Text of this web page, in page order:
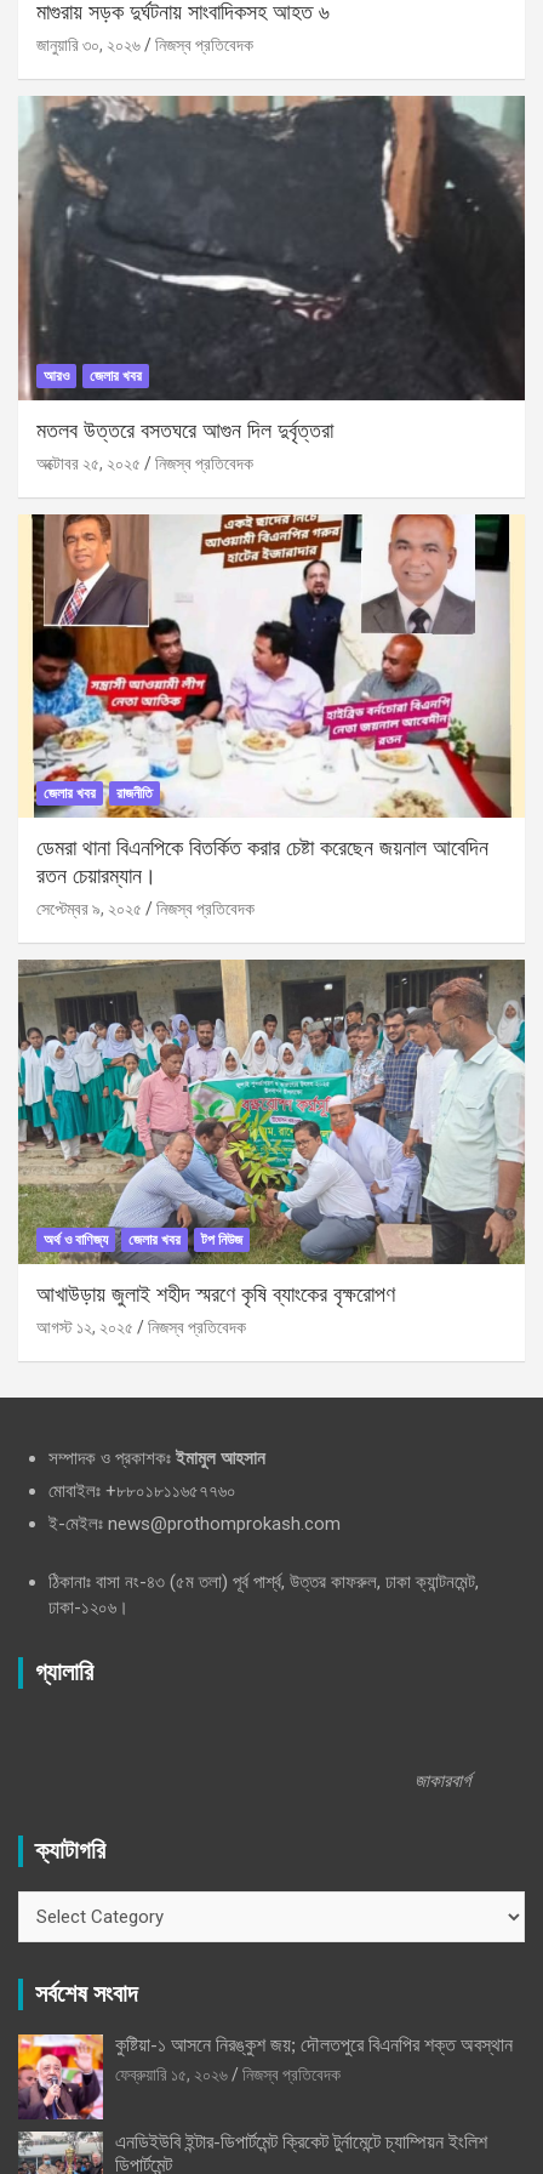
মাগুরায় সড়ক দুর্ঘটনায় সাংবাদিকসহ আহত ৬
জানুয়ারি ৩০, ২০২৬ নিজস্ব প্রতিবেদক
আরও জেলার খবর
মতলব উত্তরে বসতঘরে আগুন দিল দুর্বৃত্তরা
অক্টোবর ২৫, ২০২৫ নিজস্ব প্রতিবেদক
জেলার খবর রাজনীতি
ডেমরা থানা বিএনপিকে বিতর্কিত করার চেষ্টা করেছেন জয়নাল আবেদিন
রতন চেয়ারম্যান।
সেপ্টেম্বর ৯, ২০২৫ নিজস্ব প্রতিবেদক
অর্থ ও বাণিজ্য জেলার খবর টপ নিউজ
আখাউড়ায় জুলাই শহীদ স্মরণে কৃষি ব্যাংকের বৃক্ষরোপণ
আগস্ট ১২, ২০২৫ নিজস্ব প্রতিবেদক
সম্পাদক ও প্রকাশকঃ ইমামুল আহসান
মোবাইলঃ +৮৮০১৮১১৬৫৭৭৬০
ই-মেইলঃ news@prothomprokash.com
ঠিকানাঃ বাসা নং-৪৩ (৫ম তলা) পূর্ব পার্শ্ব, উত্তর কাফরুল, ঢাকা ক্যান্টনমেন্ট,
ঢাকা-১২০৬।
গ্যালারি
জাকারবার্গ
ক্যাটাগরি
সর্বশেষ সংবাদ
কুষ্টিয়া-১ আসনে নিরঙ্কুশ জয়; দৌলতপুরে বিএনপির শক্ত অবস্থান
ফেব্রুয়ারি ১৫, ২০২৬
নিজস্ব প্রতিবেদক
এনডিইউবি ইন্টার-ডিপার্টমেন্ট ক্রিকেট টুর্নামেন্টে চ্যাম্পিয়ন ইংলিশ
ডিপার্টমেন্ট